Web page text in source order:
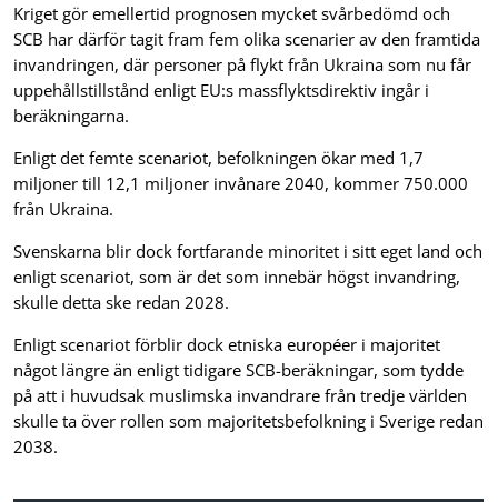
Kriget gör emellertid prognosen mycket svårbedömd och
SCB har därför tagit fram fem olika scenarier av den framtida
invandringen, där personer på flykt från Ukraina som nu får
uppehållstillstånd enligt EU:s massflyktsdirektiv ingår i
beräkningarna.
Enligt det femte scenariot, befolkningen ökar med 1,7
miljoner till 12,1 miljoner invånare 2040, kommer 750.000
från Ukraina.
Svenskarna blir dock fortfarande minoritet i sitt eget land och
enligt scenariot, som är det som innebär högst invandring,
skulle detta ske redan 2028.
Enligt scenariot förblir dock etniska européer i majoritet
något längre än enligt tidigare SCB-beräkningar, som tydde
på att i huvudsak muslimska invandrare från tredje världen
skulle ta över rollen som majoritetsbefolkning i Sverige redan
2038.